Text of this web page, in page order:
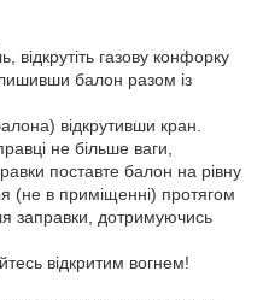
газову конфорку
балон разом із
відкрутивши кран.
не більше ваги,
поставте балон на рівну
(не в приміщенні) протягом
заправки, дотримуючись
відкритим вогнем!